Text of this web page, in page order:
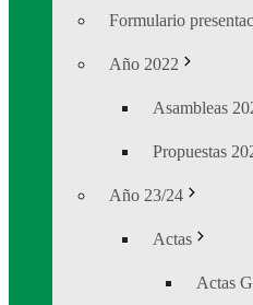
Formulario
Año 2022
Asambleas
Propuestas
Año 23/24
Actas
Actas